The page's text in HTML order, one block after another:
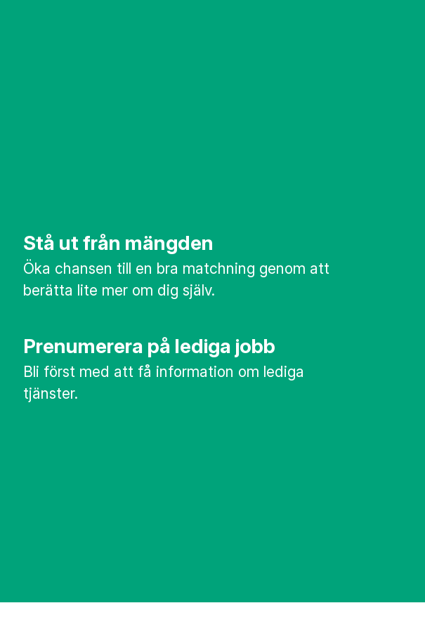
Stå ut från mängden
Öka chansen till en bra matchning genom att
berätta lite mer om dig själv.
Prenumerera på lediga jobb
Bli först med att få information om lediga
tjänster.